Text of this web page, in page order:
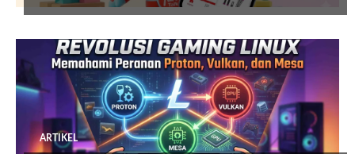
ARTIKEL